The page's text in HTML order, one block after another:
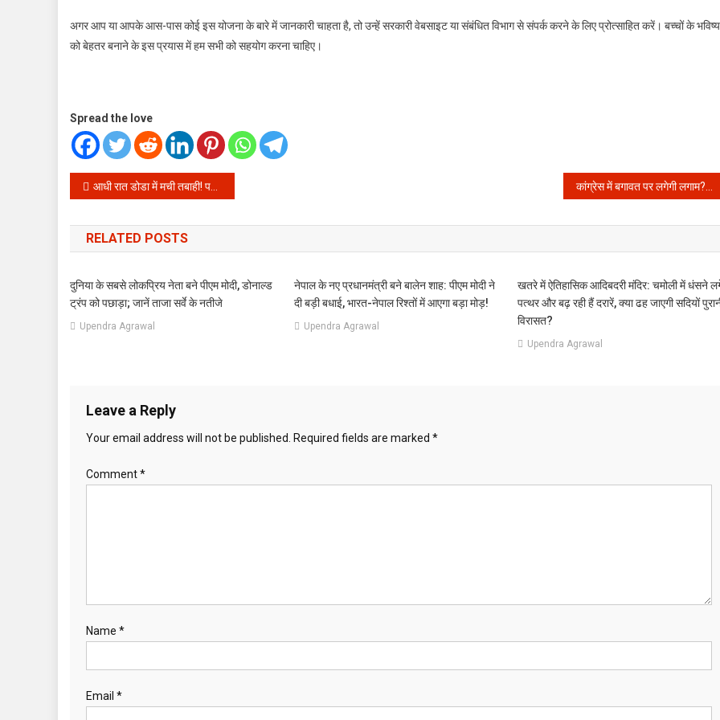
अगर आप या आपके आस-पास कोई इस योजना के बारे में जानकारी चाहता है, तो उन्हें सरकारी वेबसाइट या संबंधित विभाग से संपर्क करने के लिए प्रोत्साहित करें। बच्चों के भविष्य
को बेहतर बनाने के इस प्रयास में हम सभी को सहयोग करना चाहिए।
Spread the love
Post
navigation
आधी रात डोडा में मची तबाही! पल भर में सब कुछ तबाह, क्या आप जानते हैं इस भयानक मंजर को?
RELATED POSTS
दुनिया के सबसे लोकप्रिय नेता बने पीएम मोदी, डोनाल्ड
ट्रंप को पछाड़ा; जानें ताजा सर्वे के नतीजे
Upendra Agrawal
नेपाल के नए प्रधानमंत्री बने बालेन शाह: पीएम मोदी ने
दी बड़ी बधाई, भारत-नेपाल रिश्तों में आएगा बड़ा मोड़!
Upendra Agrawal
खतरे में ऐतिहासिक आदिबदरी मंदिर: चमोली में धंसने
पत्थर और बढ़ रही हैं दरारें, क्या ढह जाएगी सदियों
विरासत?
Upendra Agrawal
Leave a Reply
Your email address will not be published. Required fields are marked *
Comment*
Name *
Email *